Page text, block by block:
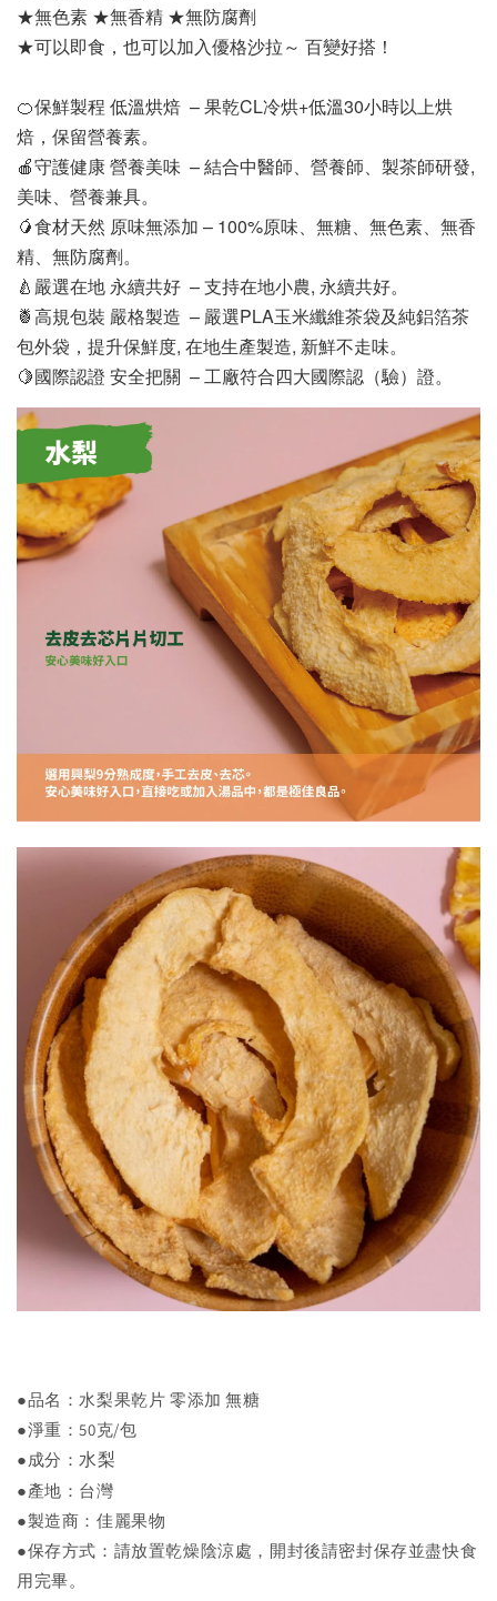
★無色素 ★無香精 ★無防腐劑
★可以即食，也可以加入優格沙拉～ 百變好搭！
🍊保鮮製程 低溫烘焙  – 果乾CL冷烘+低溫30小時以上烘
焙，保留營養素。
🍎守護健康 營養美味  – 結合中醫師、營養師、製茶師研發,
美味、營養兼具。
🥭食材天然 原味無添加 – 100%原味、無糖、無色素、無香
精、無防腐劑。
🍐嚴選在地 永續共好  – 支持在地小農, 永續共好。
🍍高規包裝 嚴格製造  – 嚴選PLA玉米纖維茶袋及純鋁箔茶
包外袋，提升保鮮度, 在地生產製造, 新鮮不走味。
🍋國際認證 安全把關  – 工廠符合四大國際認（驗）證。
●品名：水梨果乾片 零添加 無糖
●淨重：50克/包
●成分： 水梨
●產地：台灣
●製造商：佳麗果物
●保存方式：請放置乾燥陰涼處，開封後請密封保存並盡快食
用完畢。